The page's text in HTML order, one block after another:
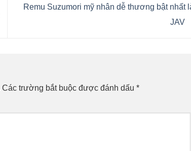
Remu Suzumori mỹ nhân dễ thương bật nhất
JAV
Các trường bắt buộc được đánh dấu *